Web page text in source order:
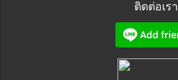
ติดต่อเรา